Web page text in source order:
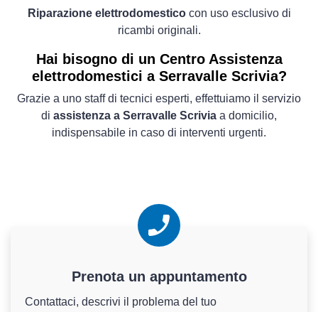
Riparazione elettrodomestico con uso esclusivo di
ricambi originali.
Hai bisogno di un Centro Assistenza
elettrodomestici a Serravalle Scrivia?
Grazie a uno staff di tecnici esperti, effettuiamo il servizio
di assistenza a Serravalle Scrivia a domicilio,
indispensabile in caso di interventi urgenti.
Prenota un appuntamento
Contattaci, descrivi il problema del tuo